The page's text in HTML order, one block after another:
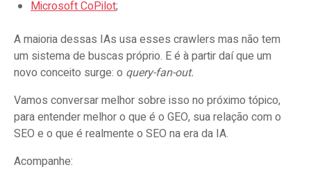
Microsoft CoPilot;
A maioria dessas IAs usa esses crawlers mas não tem
um sistema de buscas próprio. E é à partir daí que um
novo conceito surge: o query-fan-out.
Vamos conversar melhor sobre isso no próximo tópico,
para entender melhor o que é o GEO, sua relação com o
SEO e o que é realmente o SEO na era da IA.
Acompanhe: